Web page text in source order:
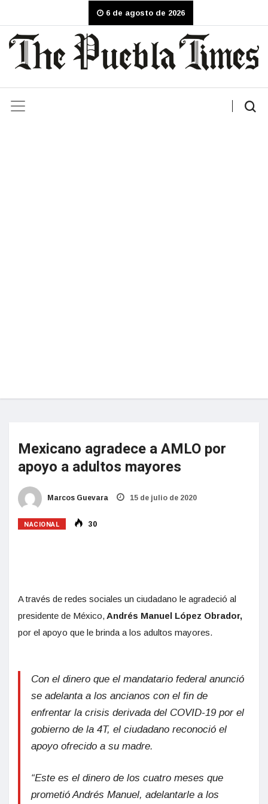
6 de agosto de 2026
Mexicano agradece a AMLO por
apoyo a adultos mayores
Marcos Guevara 15 de julio de 2020
NACIONAL 30
A través de redes sociales un ciudadano le agradeció al
presidente de México, Andrés Manuel López Obrador,
por el apoyo que le brinda a los adultos mayores.
Con el dinero que el mandatario federal anunció
se adelanta a los ancianos con el fin de
enfrentar la crisis derivada del COVID-19 por el
gobierno de la 4T, el ciudadano reconoció el
apoyo ofrecido a su madre.
“Este es el dinero de los cuatro meses que
prometió Andrés Manuel, adelantarle a los